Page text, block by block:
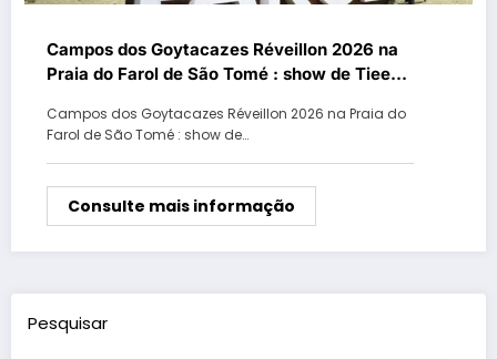
Campos dos Goytacazes Réveillon 2026 na
Praia do Farol de São Tomé : show de Tiee
Campos dos Goytacazes Réveillon 2026 na Praia do
Farol de São Tomé : show de…
Consulte mais informação
Pesquisar